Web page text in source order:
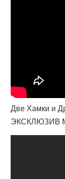
Две Хамки и
ЭКСКЛЮЗИВ